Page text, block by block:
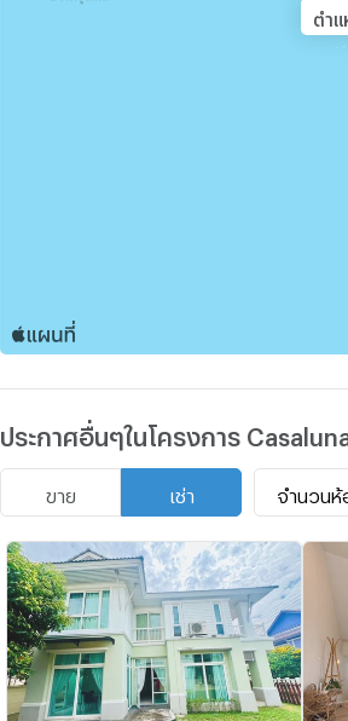
ตำ
ประกาศอื่นๆในโครงการ
ขาย เช่า จำนวนห้